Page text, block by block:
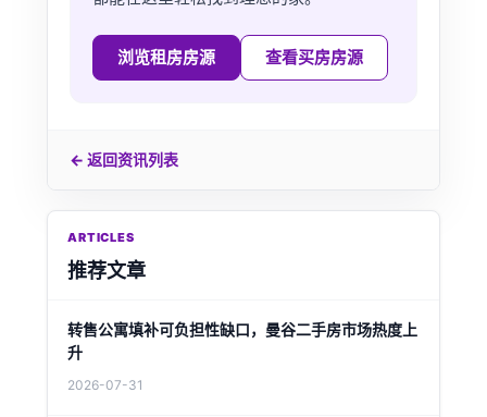
浏览租房房源 查看买房房源
← 返回资讯列表
ARTICLES
推荐文章
转售公寓填补可负担性缺口，曼谷二手房市场热度上
升
2026-07-31